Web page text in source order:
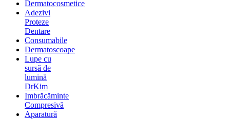
Dermatocosmetice
Adezivi
Proteze
Dentare
Consumabile
Dermatoscoape
Lupe cu
sursă de
lumină
DrKim
Imbrăcăminte
Compresivă
Aparatură